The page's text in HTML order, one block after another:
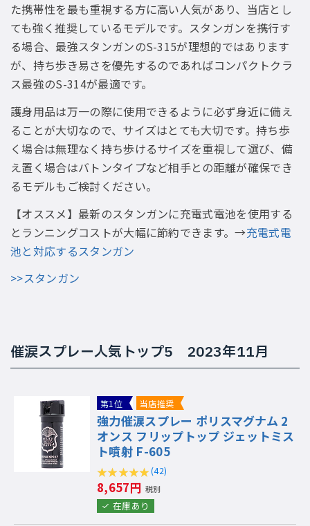
た携帯性を最も重視する方に高い人気があり、当店とし
ても強く推奨しているモデルです。スタンガンを携行す
る場合、最強スタンガンのS-315が理想的ではあります
が、持ち歩き易さを優先するのであればコンパクトクラ
ス最強のS-314が最適です。
護身用品は万一の際に使用できるように必ず身近に備え
ることが大切なので、サイズはとても大切です。持ち歩
く場合は無理なく持ち歩けるサイズを重視して選び、備
え置く場合はバトンタイプなど相手との距離が確保でき
るモデルもご検討ください。
【オススメ】最新のスタンガンに充電式電池を使用する
とランニングコストが大幅に節約できます。→充電式電
池と対応するスタンガン
>>スタンガン
催涙スプレー人気トップ5 2023年11月
第1位 当店推奨
強力催涙スプレー ポリスマグナム 2
オンス フリップトップ ジェットミス
ト噴射 F-605
(42)
8,657円 税別
在庫あり